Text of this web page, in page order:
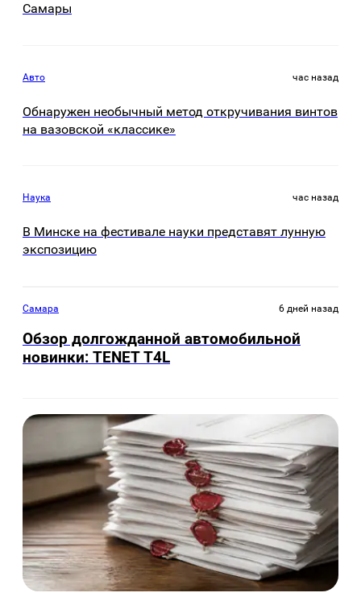
Самары
Авто час назад
Обнаружен необычный метод откручивания винтов
на вазовской «классике»
Наука час назад
В Минске на фестивале науки представят лунную
экспозицию
Самара 6 дней назад
Обзор долгожданной автомобильной
новинки: TENET Т4L